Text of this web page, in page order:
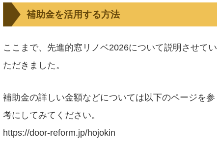
補助金を活用する方法
ここまで、先進的窓リノベ2026について説明させてい
ただきました。
補助金の詳しい金額などについては以下のページを参
考にしてみてください。
https://door-reform.jp/hojokin